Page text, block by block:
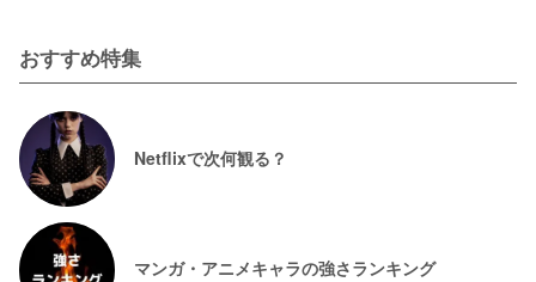
おすすめ特集
Netflixで次何観る？
マンガ・アニメキャラの強さランキング